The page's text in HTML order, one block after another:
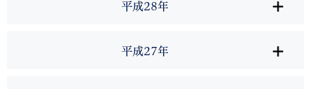
平成28年
平成27年